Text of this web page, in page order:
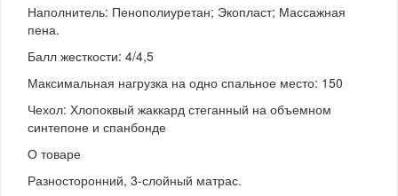
Наполнитель: Пенополиуретан; Экопласт; Массажная
пена.
Балл жесткости: 4/4,5
Максимальная нагрузка на одно спальное место: 150
Чехол: Хлопоквый жаккард стеганный на объемном
синтепоне и спанбонде
О товаре
Разносторонний, 3-слойный матрас.